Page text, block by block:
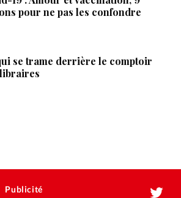
pour ne pas les confondre
se trame derrière le comptoir
Publicité